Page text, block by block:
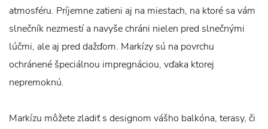
atmosféru. Príjemne zatieni aj na miestach, na ktoré sa vám
slnečník nezmestí a navyše chráni nielen pred slnečnými
lúčmi, ale aj pred dažďom. Markízy sú na povrchu
ochránené špeciálnou impregnáciou, vďaka ktorej
nepremoknú.
Markízu môžete zladiť s designom vášho balkóna, terasy, či